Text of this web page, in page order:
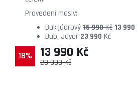
Provedení masiv:
Buk jádrový 16 990Kč 13 990
Dub, Javor 23 990 Kč
18%
28 990 Kč
13 990 Kč